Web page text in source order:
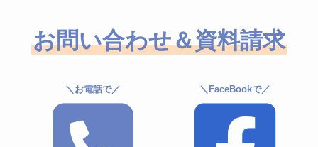
お問い合わせ＆資料請求
＼お電話で／ ＼FaceBookで／